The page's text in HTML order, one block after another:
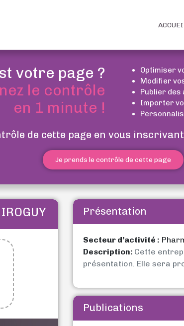
votre page ?
le contrôle
en 1 minute !
Optimiser
Modifier
Publier
Importer
de cette page en vous
Je prends le contrôle de cette page
Présentation
Secteur d’activité :
Description: Cette
présentation. Elle sera
Publications